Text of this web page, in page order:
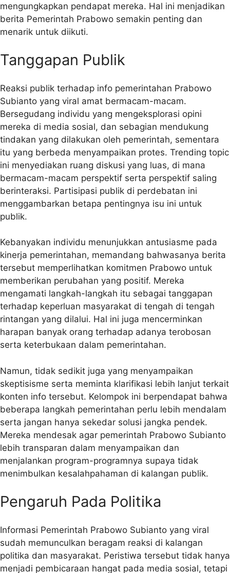
mengungkapkan pendapat mereka. Hal ini menjadikan
berita Pemerintah Prabowo semakin penting dan
menarik untuk diikuti.
Tanggapan Publik
Reaksi publik terhadap info pemerintahan Prabowo
Subianto yang viral amat bermacam-macam.
Bersegudang individu yang mengeksplorasi opini
mereka di media sosial, dan sebagian mendukung
tindakan yang dilakukan oleh pemerintah, sementara
itu yang berbeda menyampaikan protes. Trending topic
ini menyediakan ruang diskusi yang luas, di mana
bermacam-macam perspektif serta perspektif saling
berinteraksi. Partisipasi publik di perdebatan ini
menggambarkan betapa pentingnya isu ini untuk
publik.
Kebanyakan individu menunjukkan antusiasme pada
kinerja pemerintahan, memandang bahwasanya berita
tersebut memperlihatkan komitmen Prabowo untuk
memberikan perubahan yang positif. Mereka
mengamati langkah-langkah itu sebagai tanggapan
terhadap keperluan masyarakat di tengah di tengah
rintangan yang dilalui. Hal ini juga mencerminkan
harapan banyak orang terhadap adanya terobosan
serta keterbukaan dalam pemerintahan.
Namun, tidak sedikit juga yang menyampaikan
skeptisisme serta meminta klarifikasi lebih lanjut terkait
konten info tersebut. Kelompok ini berpendapat bahwa
beberapa langkah pemerintahan perlu lebih mendalam
serta jangan hanya sekedar solusi jangka pendek.
Mereka mendesak agar pemerintah Prabowo Subianto
lebih transparan dalam menyampaikan dan
menjalankan program-programnya supaya tidak
menimbulkan kesalahpahaman di kalangan publik.
Pengaruh Pada Politika
Informasi Pemerintah Prabowo Subianto yang viral
sudah memunculkan beragam reaksi di kalangan
politika dan masyarakat. Peristiwa tersebut tidak hanya
menjadi pembicaraan hangat pada media sosial, tetapi